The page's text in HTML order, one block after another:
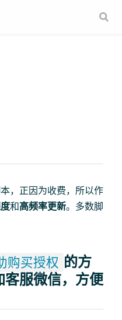
，正因为收费，所以作
和高频率更新。多数脚
购买授权 的方
客服微信，方便